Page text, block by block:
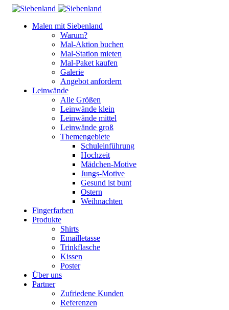
Malen mit Siebenland
Warum?
Mal-Aktion buchen
Mal-Station mieten
Mal-Paket kaufen
Galerie
Angebot anfordern
Leinwände
Alle Größen
Leinwände klein
Leinwände mittel
Leinwände groß
Themengebiete
Schuleinführung
Hochzeit
Mädchen-Motive
Jungs-Motive
Gesund ist bunt
Ostern
Weihnachten
Fingerfarben
Produkte
Shirts
Emailletasse
Trinkflasche
Kissen
Poster
Über uns
Partner
Zufriedene Kunden
Referenzen